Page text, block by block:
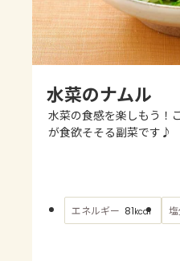
レシピ
よくあるお問い
AJINOMOTO PARK とは
水菜のナムル
水菜の食感を楽しもう！
が食欲そそる副菜です♪
エネルギー 81kcal